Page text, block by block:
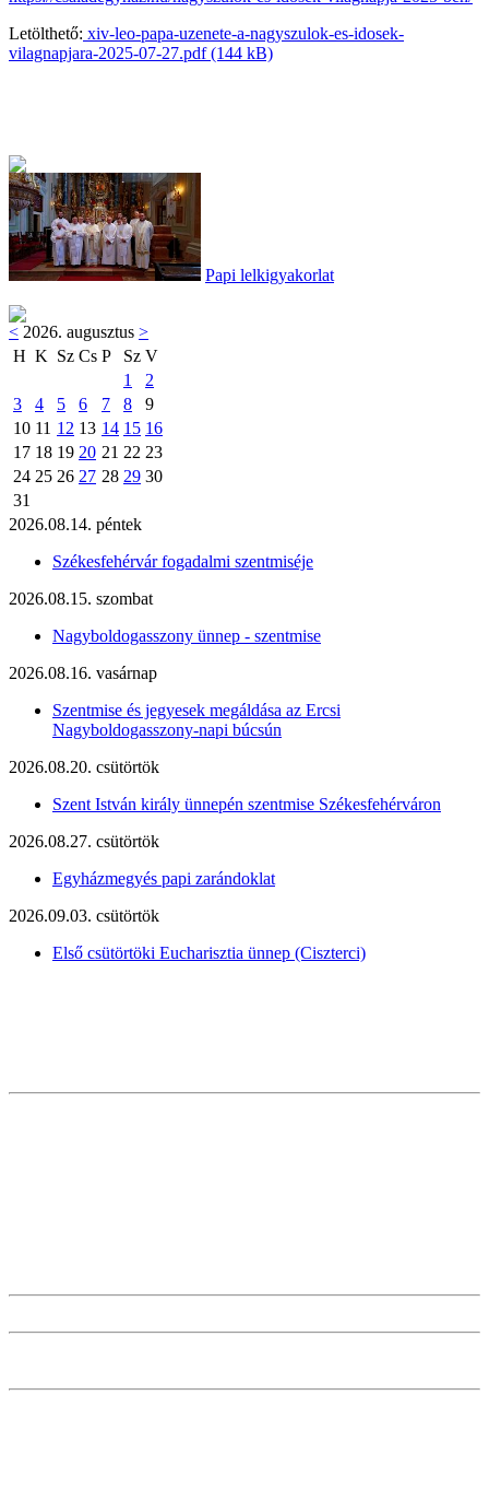
Letölthető: xiv-leo-papa-uzenete-a-nagyszulok-es-idosek-
vilagnapjara-2025-07-27.pdf(144 kB)
Papi lelkigyakorlat
< 2026. augusztus >
H K Sz Cs P Sz V
1
2
3
4 5 6 7 8
9
10 11 12 13 14 15 16
17 18 19 20 21 22 23
24 25 26 27 28 29 30
31
2026.08.14. péntek
Székesfehérvár fogadalmi szentmiséje
2026.08.15. szombat
Nagyboldogasszony ünnep - szentmise
2026.08.16. vasárnap
Szentmise és jegyesek megáldása az Ercsi
Nagyboldogasszony-napi búcsún
2026.08.20. csütörtök
Szent István király ünnepén szentmise Székesfehérváron
2026.08.27. csütörtök
Egyházmegyés papi zarándoklat
2026.09.03. csütörtök
Első csütörtöki Eucharisztia ünnep (Ciszterci)